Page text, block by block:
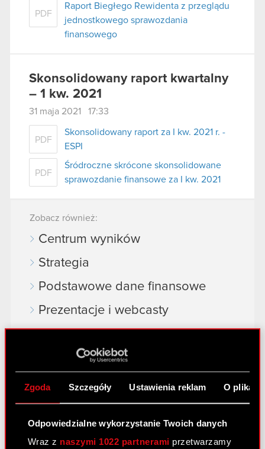
Zgoda Szczegóły Ustawienia reklam O
Odpowiedzialne wykorzystanie Twoich danych
Wraz z naszymi 1022 partnerami przetwarzamy
PDF
Raport Biegłego Rewidenta z przeglądu
jednostkowego sprawozdania
finansowego
Skonsolidowany raport kwartalny
– 1 kw. 2021
31 maja 2021 17:33
PDF
Skonsolidowany raport za I kw. 2021 r. -
ESPI
PDF
Śródroczne skrócone skonsolidowane
sprawozdanie finansowe za I kw. 2021
Zobacz również:
Centrum wyników
Strategia
Podstawowe dane finansowe
Prezentacje i webcasty
Akcje na giełdzie
Dywidenda
Akcjonariat
Analitycy
Niezależny audytor